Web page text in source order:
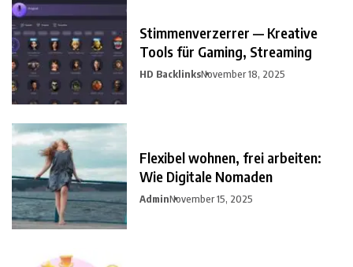
Stimmenverzerrer — Kreative
Tools für Gaming, Streaming
HD BacklinksNovember 18, 2025
Flexibel wohnen, frei arbeiten:
Wie Digitale Nomaden
AdminNovember 15, 2025